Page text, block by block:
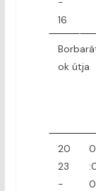
16
ok útja
20
23
-
0